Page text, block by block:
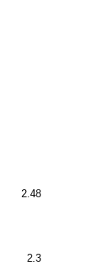
2.48
2.3